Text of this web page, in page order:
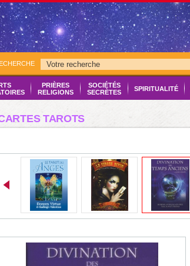
PRIÈRES
RELIGIONS
SOCIÉTÉS
SECRÈTES
SPIRITUALITÉ
TAROTS